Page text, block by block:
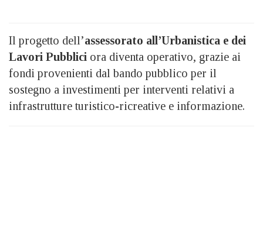
Il progetto dell’assessorato all’Urbanistica e dei
Lavori Pubblici ora diventa operativo, grazie ai
fondi provenienti dal bando pubblico per il
sostegno a investimenti per interventi relativi a
infrastrutture turistico-ricreative e informazione.